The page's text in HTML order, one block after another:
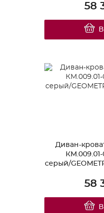
58
Диван-
серый/
58